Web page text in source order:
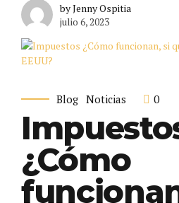
by Jenny Ospitia
julio 6, 2023
Blog Noticias 0
¿Cómo